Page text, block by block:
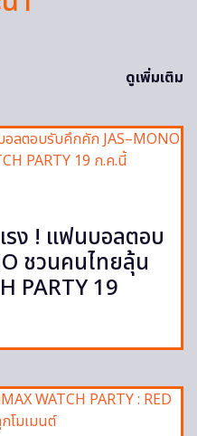
ดูเพิ่มเติม
รง ! แฟนบอลตอบ
ชวนคนไทยลุ้น
PARTY 19